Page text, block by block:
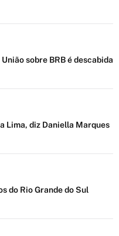
sobre BRB é descabida
Lima, diz Daniella Marques
do Rio Grande do Sul